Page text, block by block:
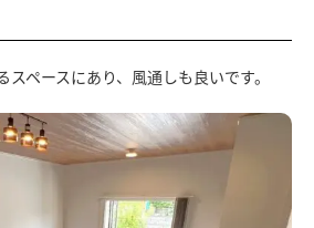
ペースにあり、風通しも良いです。